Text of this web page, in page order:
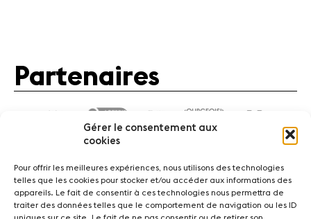
Gérer le consentement aux
cookies
Pour offrir les meilleures expériences, nous utilisons des technologies
telles que les cookies pour stocker et/ou accéder aux informations des
appareils. Le fait de consentir à ces technologies nous permettra de
traiter des données telles que le comportement de navigation ou les ID
Partenaires
ActualitésConcerts Bénévoles Médiation